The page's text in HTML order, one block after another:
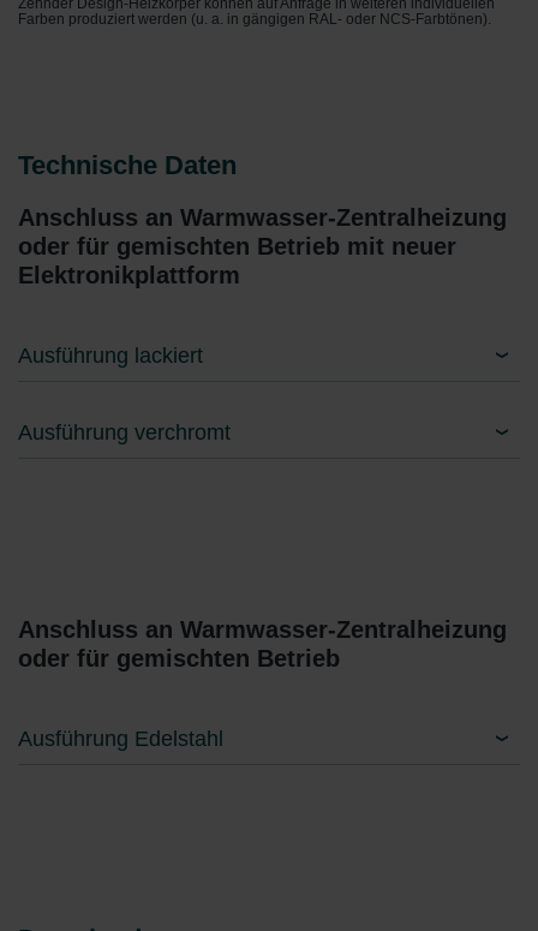
Farben produziert werden (u. a. in gängigen RAL- oder NCS-Farbtönen).
Technische Daten
Anschluss an Warmwasser-Zentralheizung
oder für gemischten Betrieb mit neuer
Elektronikplattform
Ausführung lackiert
Ausführung verchromt
Anschluss an Warmwasser-Zentralheizung
oder für gemischten Betrieb
Ausführung Edelstahl